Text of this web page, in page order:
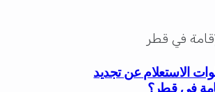
الاستعلام عن تجديد
في قطر؟